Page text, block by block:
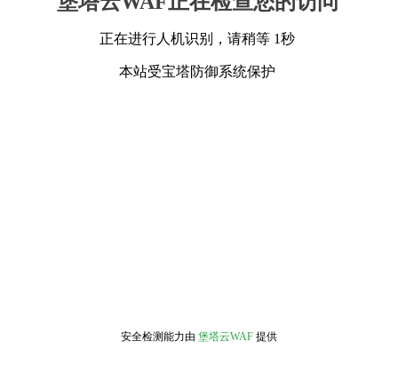
正在进行人机识别，请稍等 1秒
本站受宝塔防御系统保护
安全检测能力由 堡塔云WAF 提供